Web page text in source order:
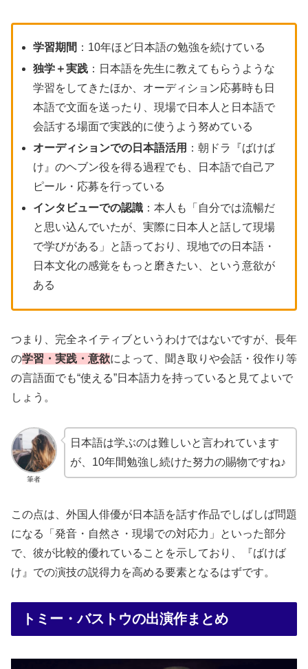
学習期間 ：10年ほど日本語の勉強を続けている
独学＋実践 ：日本語を先生に教えてもらうような
学習をしてきたほか、オーディション応募時も日
本語で文面を送ったり、現場で日本人と日本語で
会話する場面で実践的に使うよう努めている
オーディションでの日本語活用 ：朝ドラ『ばけば
け』のヘブン役を得る過程でも、日本語で自己ア
ピール・応募を行っている
インタビューでの認識 ：本人も「自分では流暢だ
と思い込んでいたが、実際に日本人と話して現場
で学びがある」と語っており、現地での日本語・
日本文化の感覚をもっと磨きたい、という意欲が
ある
つまり、完全ネイティブというわけではないですが、長年
の学習・実践・意欲によって、聞き取りや会話・役作り等
の言語面でも“使える”日本語力を持っていると見てよいで
しょう。
筆者
日本語は学ぶのは難しいと言われています
が、10年間勉強し続けた努力の賜物ですね♪
この点は、外国人俳優が日本語を話す作品でしばしば問題
になる「発音・自然さ・現場での対応力」といった部分
で、彼が比較的優れていることを示しており、『ばけば
け』での演技の説得力を高める要素となるはずです。
トミー・バストウの出演作まとめ